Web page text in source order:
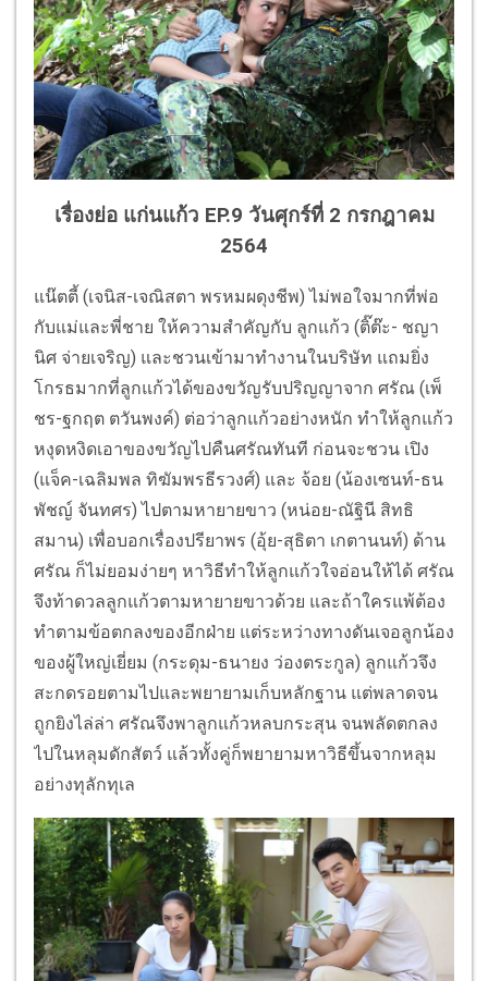
เรื่องย่อ แก่นแก้ว EP.9 วันศุกร์ที่ 2 กรกฎาคม
2564
แน๊ตตี้ (เจนิส-เจณิสตา พรหมผดุงชีพ) ไม่พอใจมากที่พ่อ
กับแม่และพี่ชาย ให้ความสำคัญกับ ลูกแก้ว (ติ๊ต๊ะ- ชญา
นิศ จ่ายเจริญ) และชวนเข้ามาทำงานในบริษัท แถมยิ่ง
โกรธมากที่ลูกแก้วได้ของขวัญรับปริญญาจาก ศรัณ (เพ็
ชร-ฐกฤต ตวันพงค์) ต่อว่าลูกแก้วอย่างหนัก ทำให้ลูกแก้ว
หงุดหงิดเอาของขวัญไปคืนศรัณทันที ก่อนจะชวน เปิง
(แจ็ค-เฉลิมพล ทิฆัมพรธีรวงศ์) และ จ้อย (น้องเซนท์-ธน
พัชญ์ จันทศร) ไปตามหายายขาว (หน่อย-ณัฐินี สิทธิ
สมาน) เพื่อบอกเรื่องปรียาพร (อุ้ย-สุธิตา เกตานนท์) ด้าน
ศรัณ ก็ไม่ยอมง่ายๆ หาวิธีทำให้ลูกแก้วใจอ่อนให้ได้ ศรัณ
จึงท้าดวลลูกแก้วตามหายายขาวด้วย และถ้าใครแพ้ต้อง
ทำตามข้อตกลงของอีกฝ่าย แต่ระหว่างทางดันเจอลูกน้อง
ของผู้ใหญ่เยี่ยม (กระดุม-ธนายง ว่องตระกูล) ลูกแก้วจึง
สะกดรอยตามไปและพยายามเก็บหลักฐาน แต่พลาดจน
ถูกยิงไล่ล่า ศรัณจึงพาลูกแก้วหลบกระสุน จนพลัดตกลง
ไปในหลุมดักสัตว์ แล้วทั้งคู่ก็พยายามหาวิธีขึ้นจากหลุม
อย่างทุลักทุเล